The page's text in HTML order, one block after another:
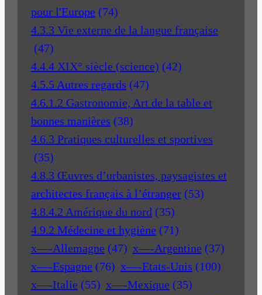
pour l'Europe (74)
4.3.3 Vie externe de la langue française
(47)
4.4.4 XIX° siècle (science) (42)
4.5.5 Autres regards (47)
4.6.1.2 Gastronomie, Art de la table et
bonnes manières (38)
4.6.3 Pratiques culturelles et sportives
(35)
4.8.3 Œuvres d’urbanistes, paysagistes et
architectes français à l’étranger (53)
4.8.4.2 Amérique du nord (35)
4.9.2 Médecine et hygiène (71)
x—-Allemagne (47) x—-Argentine (37)
x—-Espagne (76) x—-Etats-Unis (100)
x—-Italie (55) x—-Mexique (35)